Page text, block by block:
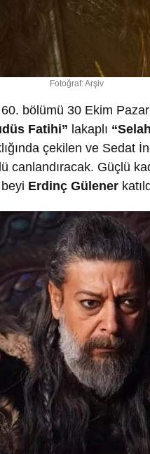
Fotoğraf: Arşiv
bölümü 30 Ekim
Fatihi” lakaplı
çekilen ve Sedat
canlandıracak. Güçlü
Erdinç Gülener